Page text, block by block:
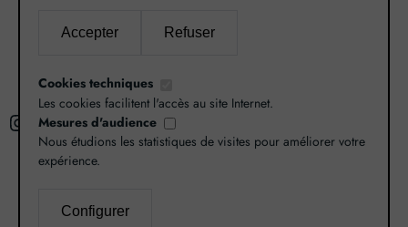
Recherche
c
Instagram X
L’abus d’alcool est dangereux pour la santé,
Accepter Refuser
Cookies techniques
Les cookies facilitent l'accès au site Internet.
Mesures d'audience
Nous étudions les statistiques de visites pour améliorer votre
expérience.
Configurer